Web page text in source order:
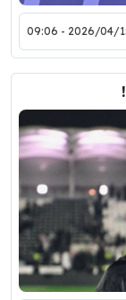
2026/04/15 -